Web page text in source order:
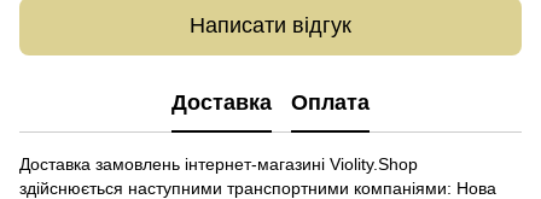
Написати відгук
Доставка Оплата
Доставка замовлень інтернет-магазині Violity.Shop
здійснюється наступними транспортними компаніями: Нова